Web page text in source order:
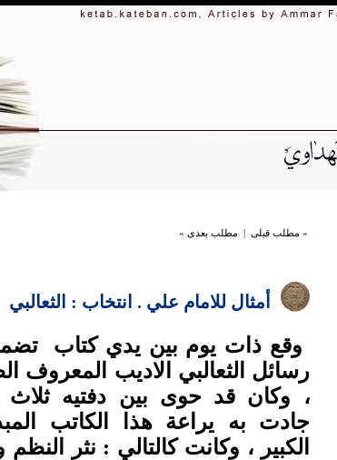
« مطلب قبلی | مطلب بعدی »
أمثال للامام علي . انتخاب : الثعالبي
وقع ذات يوم بين يدي كتاب
رسائل الثعالبي الاديب المعروف
، وكان قد حوى بين دفتيه ثلاث
جادت به يراعة هذا الكاتب
الكبير ، وكانت كالتالي : نثر